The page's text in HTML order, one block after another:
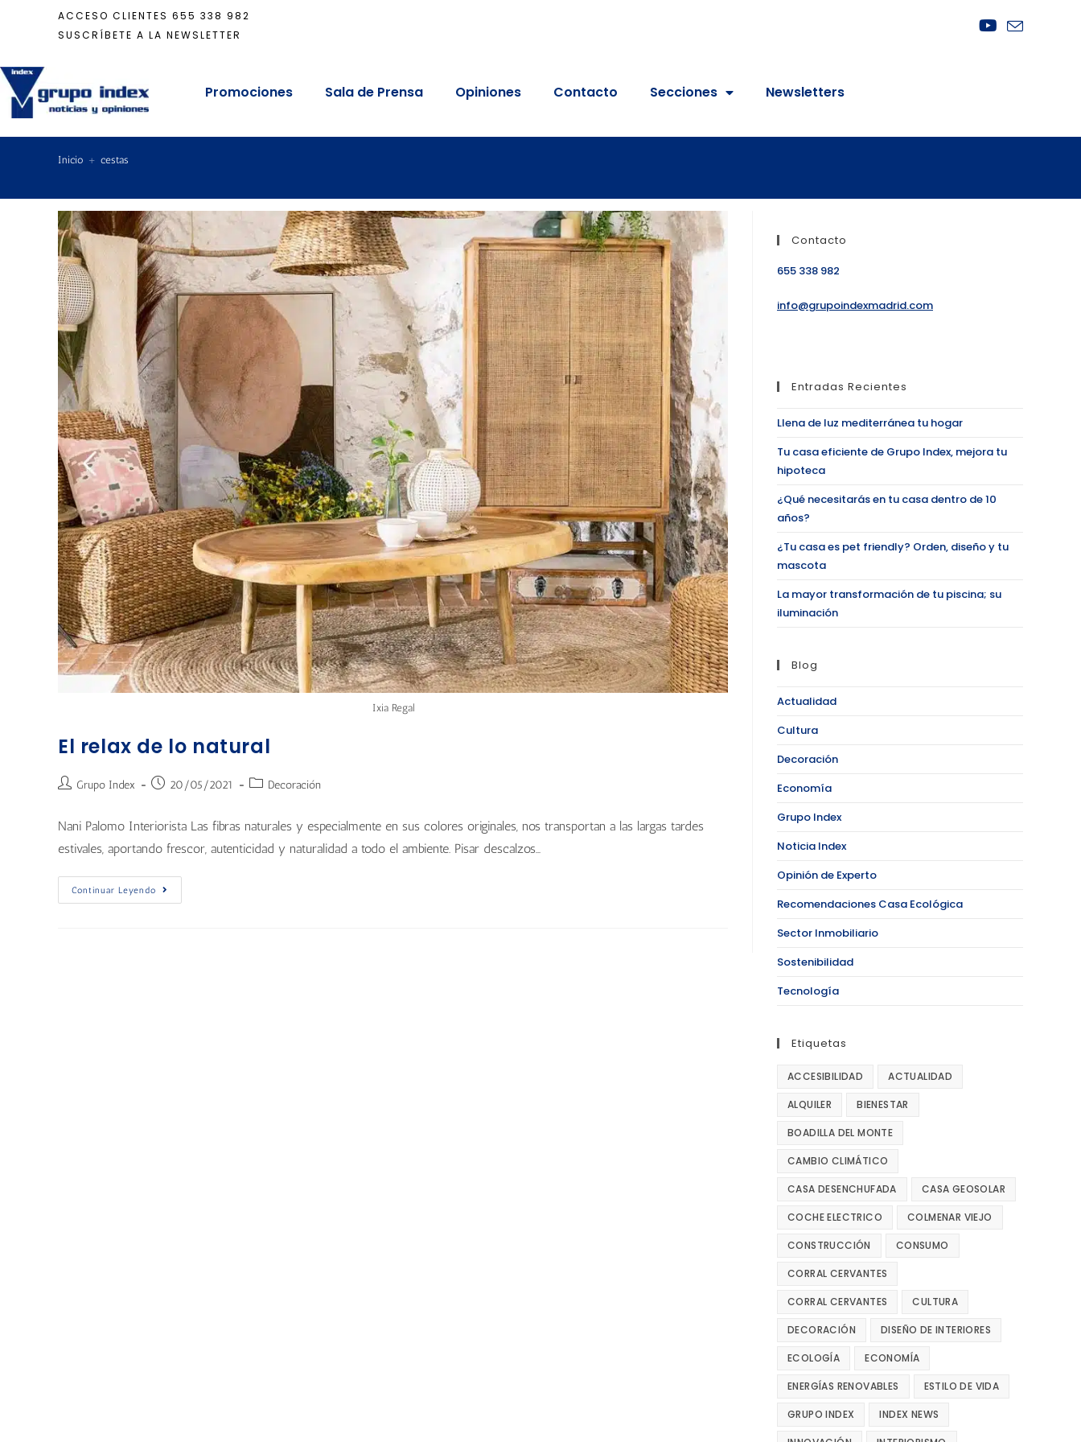
ACCESO CLIENTES 655 338 982
SUSCRÍBETE A LA NEWSLETTER
Promociones Sala de Prensa Opiniones Contacto Secciones Newsletters
Inicio + cestas
Ixia Regal
El relax de lo natural
Grupo Index 20/05/2021 Decoración
Nani Palomo Interiorista Las fibras naturales y especialmente en sus colores originales, nos transportan a las largas tardes
estivales, aportando frescor, autenticidad y naturalidad a todo el ambiente. Pisar descalzos…
Continuar Leyendo
Contacto
655 338 982
info@grupoindexmadrid.com
Entradas Recientes
Llena de luz mediterránea tu hogar
Tu casa eficiente de Grupo Index, mejora tu
hipoteca
¿Qué necesitarás en tu casa dentro de 10
años?
¿Tu casa es pet friendly? Orden, diseño y tu
mascota
La mayor transformación de tu piscina; su
iluminación
Blog
Actualidad
Cultura
Decoración
Economía
Grupo Index
Noticia Index
Opinión de Experto
Recomendaciones Casa Ecológica
Sector Inmobiliario
Sostenibilidad
Tecnología
Etiquetas
ACCESIBILIDAD ACTUALIDAD
ALQUILER BIENESTAR
BOADILLA DEL MONTE
CAMBIO CLIMÁTICO
CASA DESENCHUFADA CASA GEOSOLAR
COCHE ELECTRICO COLMENAR VIEJO
CONSTRUCCIÓN CONSUMO
CORRAL CERVANTES
CORRAL CERVANTES CULTURA
DECORACIÓN DISEÑO DE INTERIORES
ECOLOGÍA ECONOMÍA
ENERGÍAS RENOVABLES ESTILO DE VIDA
GRUPO INDEX INDEX NEWS